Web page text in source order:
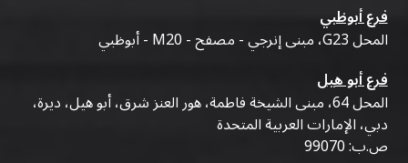
فرع أبوظبي
المحل G23، مبنى إنرجي - مصفح - M20 - أبوظبي
فرع أبو هيل
المحل 64، مبنى الشيخة فاطمة، هور العنز شرق، أبو هيل، ديرة،
دبي، الإمارات العربية المتحدة
ص.ب: 99070